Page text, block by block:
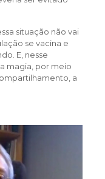
situação não vai
se vacina e
E, nesse
magia, por meio
a